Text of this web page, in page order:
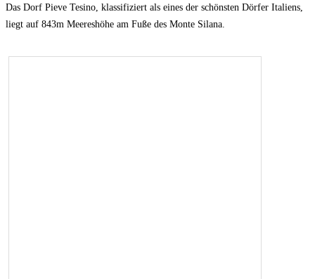
Das Dorf Pieve Tesino, klassifiziert als eines der schönsten Dörfer Italiens,
liegt auf 843m Meereshöhe am Fuße des Monte Silana.